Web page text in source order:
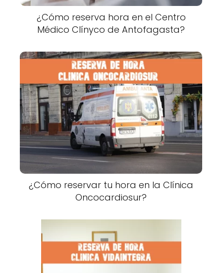
¿Cómo reserva hora en el Centro
Médico Clínyco de Antofagasta?
¿Cómo reservar tu hora en la Clínica
Oncocardiosur?